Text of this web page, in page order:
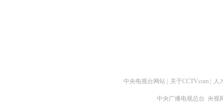
中央电视台网站 关于CCTV.com 人
中央广播电视总台 央视